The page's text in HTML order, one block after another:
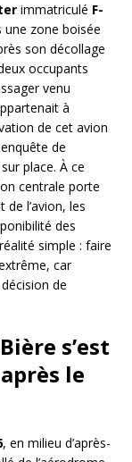
immatriculé F-
une zone boisée
son décollage
occupants
venu
à
de cet avion
de
place. À ce
centrale porte
de l’avion, les
des
simple : faire
car
de
s’est
le
, en milieu d’après-